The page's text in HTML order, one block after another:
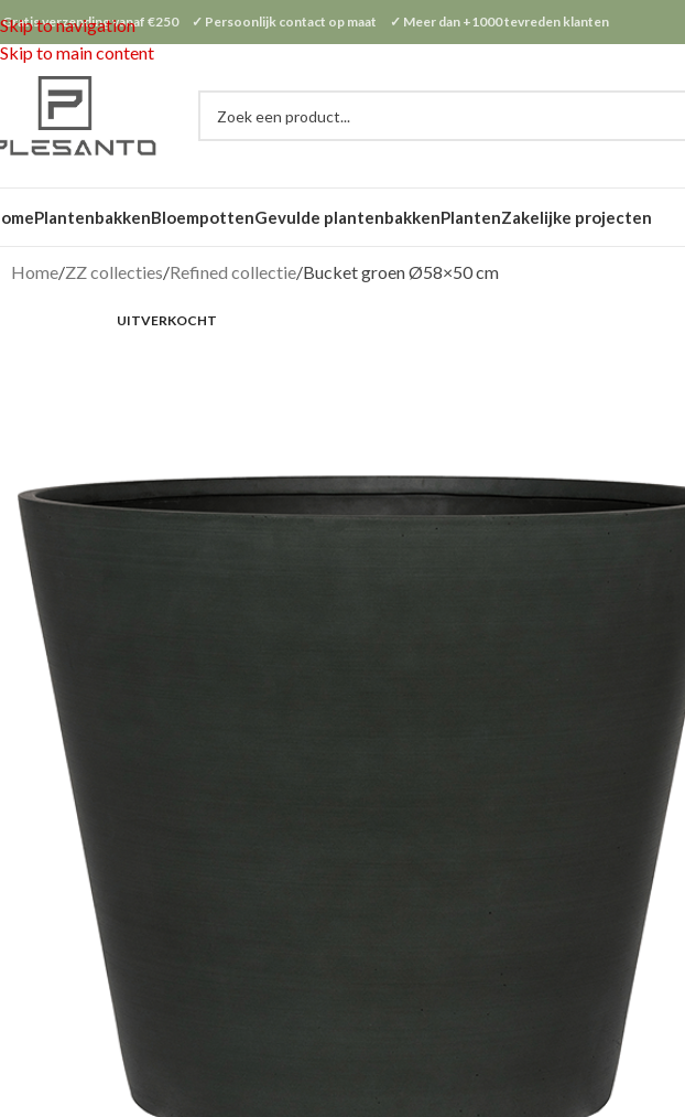
Skip to navigation
Skip to main content
verzending vanaf €250 ✓ Persoonlijk contact op maat ✓ Meer dan +1000 tevreden klanten
PlantenbakkenBloempottenGevulde plantenbakkenPlantenZakelijke projecten
Home ZZ collecties Refined collectie Bucket groen Ø58×50 cm
UITVERKOCHT